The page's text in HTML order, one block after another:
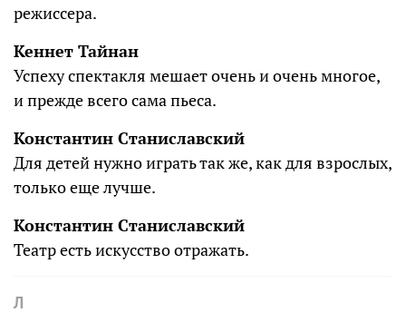
режиссера.
Кеннет Тайнан
Успеху спектакля мешает очень и очень многое,
и прежде всего сама пьеса.
Константин Станиславский
Для детей нужно играть так же, как для взрослых,
только еще лучше.
Константин Станиславский
Театр есть искусство отражать.
Л